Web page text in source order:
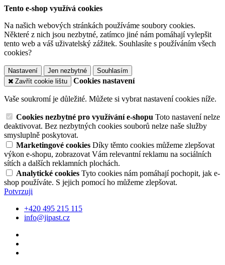
Tento e-shop využívá cookies
Na našich webových stránkách používáme soubory cookies.
Některé z nich jsou nezbytné, zatímco jiné nám pomáhají vylepšit
tento web a váš uživatelský zážitek. Souhlasíte s používáním všech
cookies?
Nastavení Jen nezbytné
Souhlasím
Zavřít cookie lištu
Cookies nastavení
Vaše soukromí je důležité. Můžete si vybrat nastavení cookies níže.
Cookies nezbytné pro využívání e-shopu Toto nastavení nelze
deaktivovat. Bez nezbytných cookies souborů nelze naše služby
smysluplně poskytovat.
Marketingové cookies Díky těmto cookies můžeme zlepšovat
výkon e-shopu, zobrazovat Vám relevantní reklamu na sociálních
sítích a dalších reklamních plochách.
Analytické cookies Tyto cookies nám pomáhají pochopit, jak e-
shop používáte. S jejich pomocí ho můžeme zlepšovat.
Potvrzuji
+420 495 215 115
info@jipast.cz